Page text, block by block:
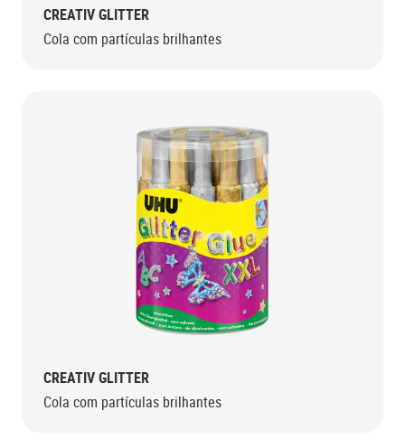
CREATIV GLITTER
Cola com partículas brilhantes
CREATIV GLITTER
Cola com partículas brilhantes